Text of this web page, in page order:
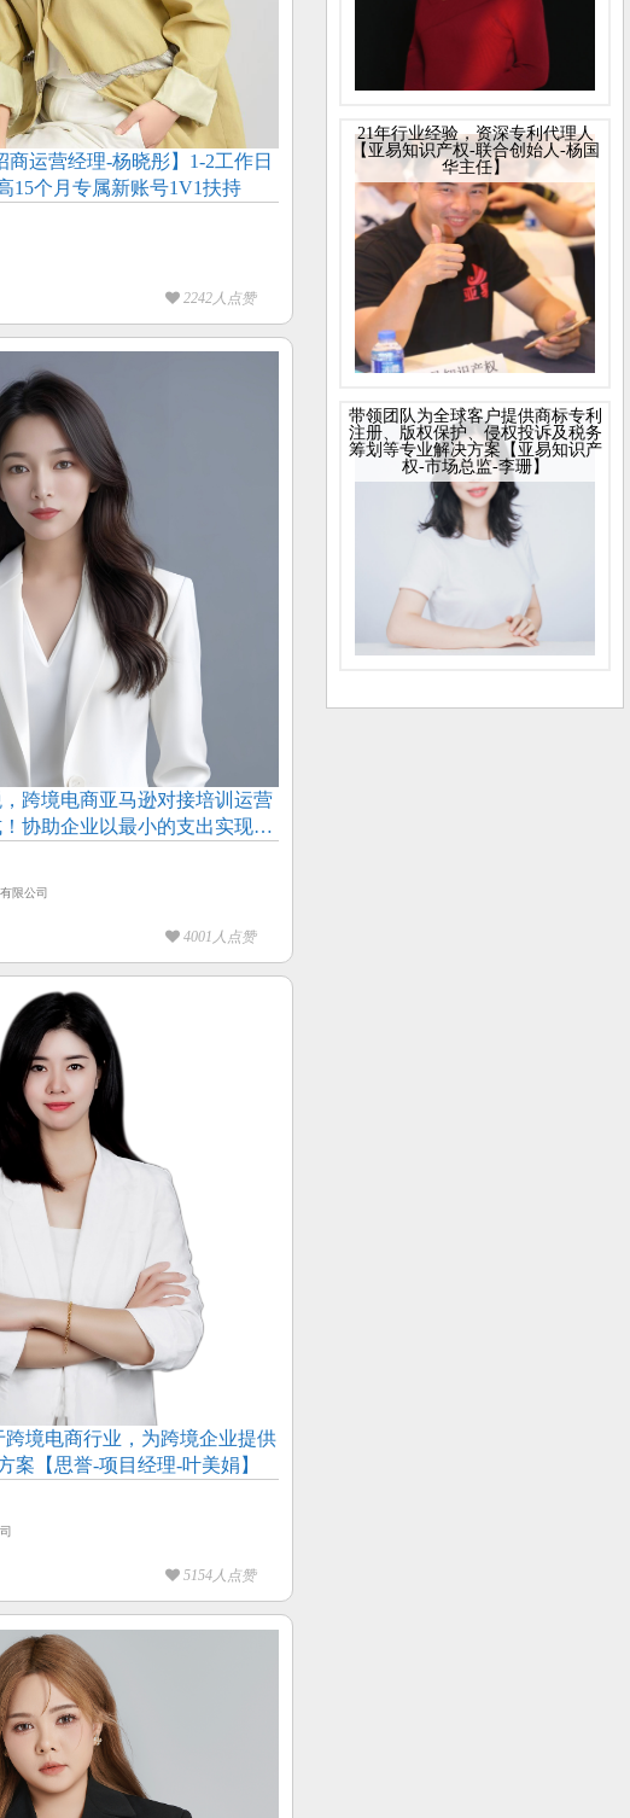
商运营经理-杨晓彤】1-2工作日
15个月专属新账号1V1扶持
2242人点赞
跨境电商亚马逊对接培训运营
协助企业以最小的支出实现最
限公司
4001人点赞
境电商行业，为跨境企业提供
案【思誉-项目经理-叶美娟】
5154人点赞
21年行业经验，资深专利代理人
【亚易知识产权-联合创始人-杨国
华主任】
带领团队为全球客户提供商标专利
注册、版权保护、侵权投诉及税务
筹划等专业解决方案【亚易知识产
权-市场总监-李珊】